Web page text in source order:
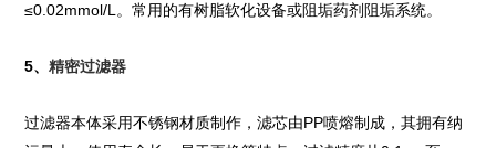
≤0.02mmol/L。常用的有树脂软化设备或阻垢药剂阻垢系统。
5、 精密过滤器
过滤器本体采用不锈钢材质制作，滤芯由PP喷熔制成，其拥有纳